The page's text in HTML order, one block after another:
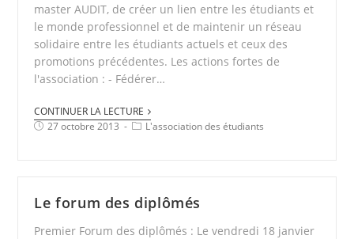
master AUDIT, de créer un lien entre les étudiants et
le monde professionnel et de maintenir un réseau
solidaire entre les étudiants actuels et ceux des
promotions précédentes. Les actions fortes de
l'association : - Fédérer…
CONTINUER LA LECTURE
27 octobre 2013
L'association des étudiants
Le forum des diplômés
Premier Forum des diplômés : Le vendredi 18 janvier